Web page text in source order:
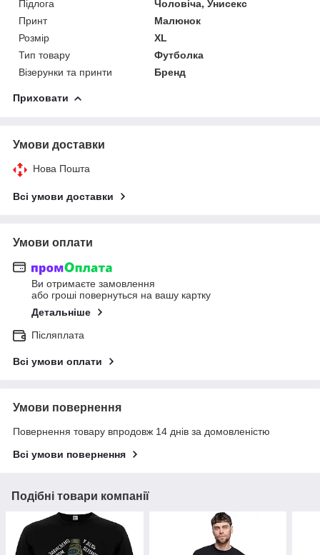
Підлога
Чоловіча, Унисекс
Принт
Малюнок
Розмір
XL
Тип товару
Футболка
Візерунки та принти
Бренд
Приховати
Умови доставки
Нова Пошта
Всі умови доставки
Умови оплати
Ви отримаєте замовлення
або гроші повернуться на вашу картку
Детальніше
Післяплата
Всі умови оплати
Умови повернення
Повернення товару впродовж 14 днів за домовленістю
Всі умови повернення
Подібні товари компанії